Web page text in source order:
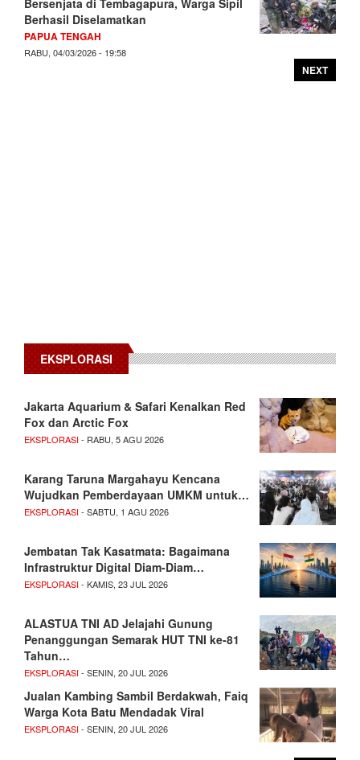
Berhasil Diselamatkan
PAPUA TENGAH
RABU, 04/03/2026 - 19:58
NEXT
EKSPLORASI
Jakarta Aquarium & Safari Kenalkan Red
Fox dan Arctic Fox
EKSPLORASI- RABU, 5 AGU 2026
Karang Taruna Margahayu Kencana
Wujudkan Pemberdayaan UMKM untuk…
EKSPLORASI- SABTU, 1 AGU 2026
Jembatan Tak Kasatmata: Bagaimana
Infrastruktur Digital Diam-Diam…
EKSPLORASI- KAMIS, 23 JUL 2026
ALASTUA TNI AD Jelajahi Gunung
Penanggungan Semarak HUT TNI ke-81
Tahun…
EKSPLORASI- SENIN, 20 JUL 2026
Jualan Kambing Sambil Berdakwah, Faiq
Warga Kota Batu Mendadak Viral
EKSPLORASI- SENIN, 20 JUL 2026